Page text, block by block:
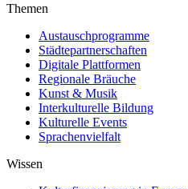
Themen
Austauschprogramme
Städtepartnerschaften
Digitale Plattformen
Regionale Bräuche
Kunst & Musik
Interkulturelle Bildung
Kulturelle Events
Sprachenvielfalt
Wissen